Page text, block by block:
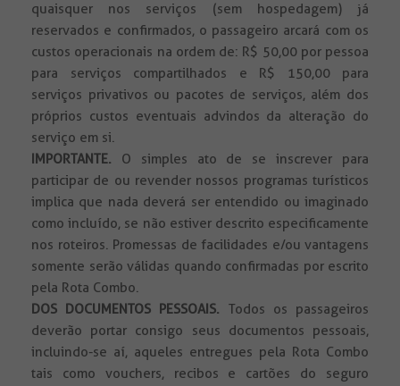
quaisquer nos serviços (sem hospedagem) já
reservados e confirmados, o passageiro arcará com os
custos operacionais na ordem de: R$ 50,00 por pessoa
para serviços compartilhados e R$ 150,00 para
serviços privativos ou pacotes de serviços, além dos
próprios custos eventuais advindos da alteração do
serviço em si.
IMPORTANTE. O simples ato de se inscrever para
participar de ou revender nossos programas turísticos
implica que nada deverá ser entendido ou imaginado
como incluído, se não estiver descrito especificamente
nos roteiros. Promessas de facilidades e/ou vantagens
somente serão válidas quando confirmadas por escrito
pela Rota Combo.
DOS DOCUMENTOS PESSOAIS. Todos os passageiros
deverão portar consigo seus documentos pessoais,
incluindo-se aí, aqueles entregues pela Rota Combo
tais como vouchers, recibos e cartões do seguro